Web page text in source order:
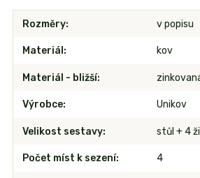
Rozměry v popisu
Materiál kov
Materiál - bližší
Výrobce Unikov
Velikost sestavy stůl + 4
Počet míst k sezení 4